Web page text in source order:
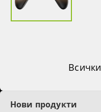
Нови продукти